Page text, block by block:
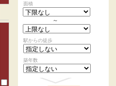
面積
～
駅からの徒歩
築年数